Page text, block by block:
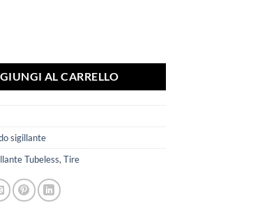
AL CARRELLO
sigillante
Tubeless, Tire